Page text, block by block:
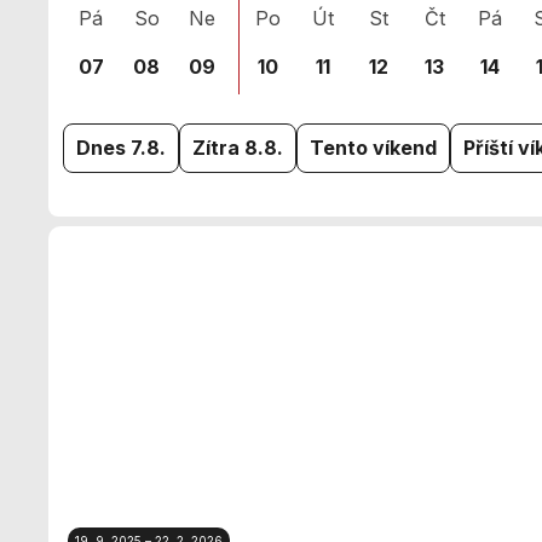
Pá
07
So
08
Ne
09
Po
10
Út
11
St
12
Čt
13
Pá
14
Dnes 7.8. Zítra 8.8. Tento víkend Příští